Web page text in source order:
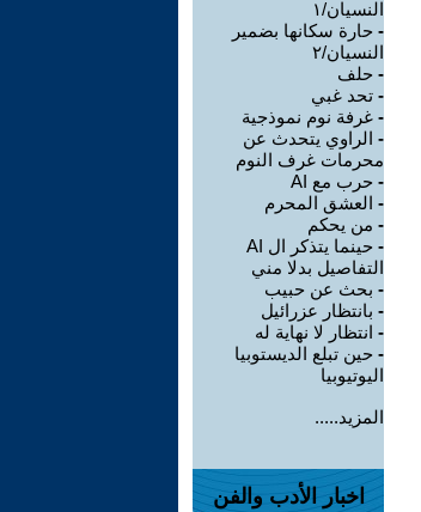
النسيان/١
- حارة سكانها بضمير
النسيان/٢
- حلف
- تحد غبي
- غرفة نوم نموذجية
- الراوي يتحدث عن
محرمات غرف النوم
- حرب مع AI
- العشق المحرم
- من يحكم
-
حينما يتذكر ال AI
التفاصيل بدلا مني
- بحث عن حبيب
- بانتظار عزرائيل
- انتظار لا نهاية له
- حين تبلع الديستوبيا
اليوتيوبيا
المزيد.....
اخبار الأدب والفن